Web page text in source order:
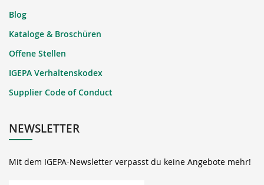
Blog
Kataloge & Broschüren
Offene Stellen
IGEPA Verhaltenskodex
Supplier Code of Conduct
NEWSLETTER
Mit dem IGEPA-Newsletter verpasst du keine Angebote mehr!